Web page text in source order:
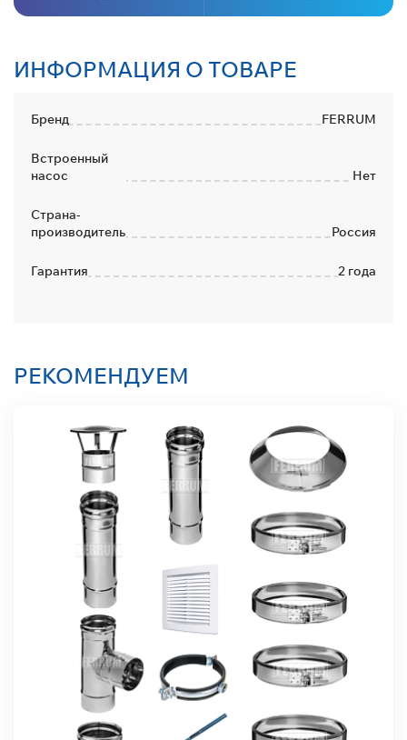
ИНФОРМАЦИЯ О ТОВАРЕ
Бренд FERRUM
Встроенный
насос
Нет
Страна-
производитель
Россия
Гарантия 2 года
РЕКОМЕНДУЕМ